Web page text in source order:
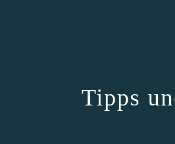
Tipps